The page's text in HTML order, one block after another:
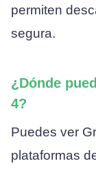
permiten
segura.
¿Dónde
4?
Puedes ver
plataformas